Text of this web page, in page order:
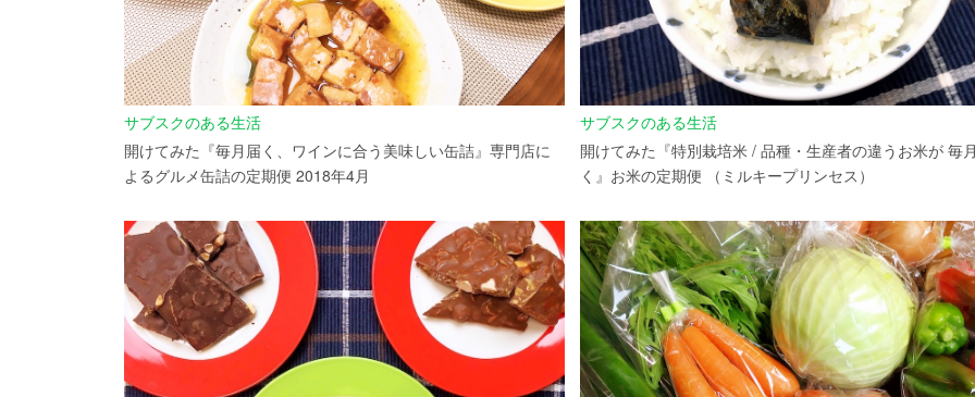
サブスクのある生活
開けてみた『毎月届く、ワインに合う美味しい缶詰』専門店に
よるグルメ缶詰の定期便 2018年4月
サブスクのある生活
開けてみた『特別栽培米 / 品種・生産者の違うお米が 毎
く』お米の定期便 （ミルキープリンセス）